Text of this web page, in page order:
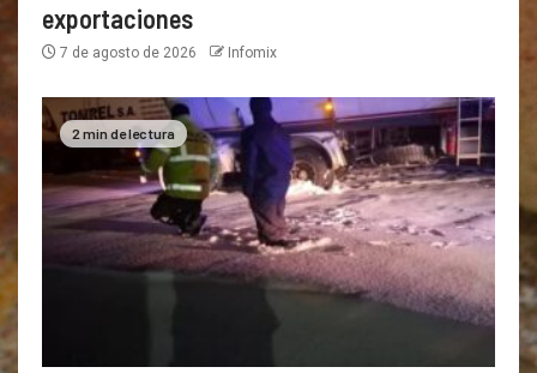
exportaciones
7 de agosto de 2026 Infomix
2 min de lectura